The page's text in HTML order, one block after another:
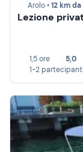
Arolo •12 km
Lezione
1,5 ore
5,0
1-2 partecipanti